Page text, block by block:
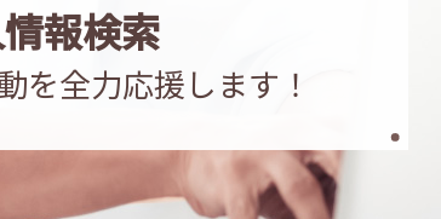
報検索
を全力応援します！